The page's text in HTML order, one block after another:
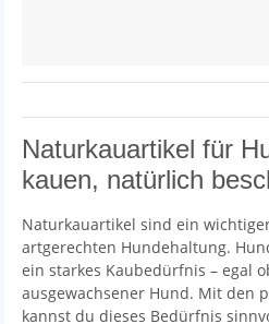
Naturkauartikel für
kauen, natürlich
Naturkauartikel sind ein
artgerechten Hundehaltung.
ein starkes Kaubedürfnis – egal
ausgewachsener Hund. Mit den
kannst du dieses Bedürfnis